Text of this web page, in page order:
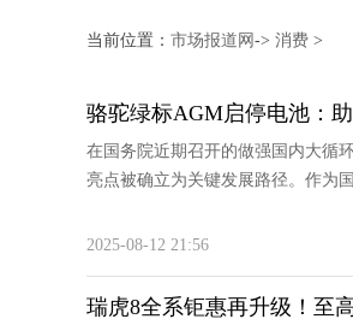
当前位置： 市场报道网 -> 消费 >
骆驼绿标AGM启停电池：
在国务院近期召开的做强国内大循
亮点被确立为关键发展路径。作为
2025-08-12 21:56
瑞虎8全系钜惠再升级！至